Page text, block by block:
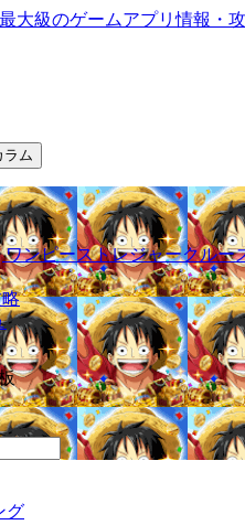
ラム
ンピーストレジャークルー
グ